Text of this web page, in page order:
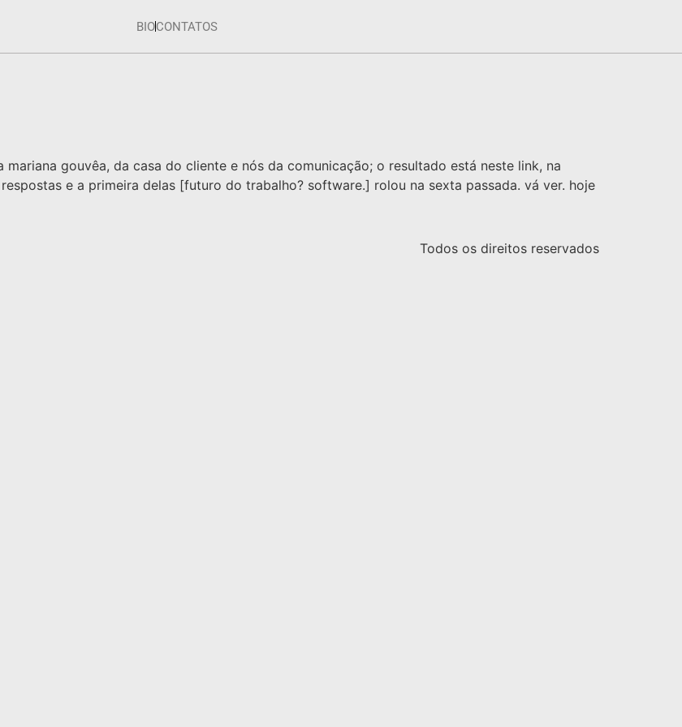
BIOCONTATOS
gouvêa, da casa do cliente e nós da comunicação; o resultado está neste link, na
e a primeira delas [futuro do trabalho? software.] rolou na sexta passada. vá ver. hoje
Todos os direitos reservados